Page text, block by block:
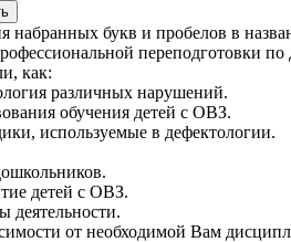
набранных букв и пробелов в
переподготовки по
как:
различных нарушений.
обучения детей с ОВЗ.
используемые в дефектологии.
детей с ОВЗ.
деятельности.
от необходимой Вам